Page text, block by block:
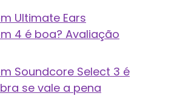
Ultimate Ears
4 é boa? Avaliação
Soundcore Select 3 é
se vale a pena